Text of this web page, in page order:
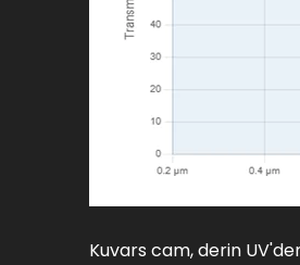
Kuvars cam, derin